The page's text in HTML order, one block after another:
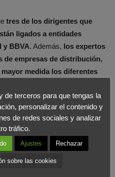
tres de los dirigentes que
ligados a entidades
y BBVA. Además, los expertos
de empresas de distribución,
medida los diferentes
energética.El 67% de
en elegir al presidente de la
buen impulsor de RSE y
de terceros para que tengas la
personalizar el contenido y
de redes sociales y analizar
tráfico.
Ajustes Rechazar
sobre las cookies